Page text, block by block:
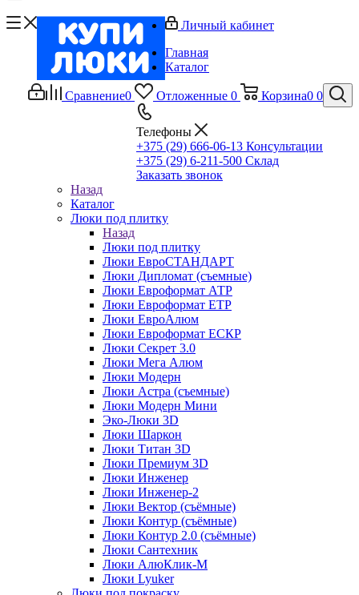
Сравнение0 Отложенные 0 Корзина0 0
Телефоны
+375 (29) 666-06-13 Консультации
+375 (29) 6-211-500 Склад
Заказать звонок
Личный кабинет
Главная
Каталог
Назад
Каталог
Люки под плитку
Назад
Люки под плитку
Люки ЕвроСТАНДАРТ
Люки Дипломат (съемные)
Люки Евроформат АТР
Люки Евроформат ЕТР
Люки ЕвроАлюм
Люки Евроформат ЕСКР
Люки Секрет 3.0
Люки Мега Алюм
Люки Модерн
Люки Астра (съемные)
Люки Модерн Мини
Эко-Люки 3D
Люки Шаркон
Люки Титан 3D
Люки Премиум 3D
Люки Инженер
Люки Инженер-2
Люки Вектор (съёмные)
Люки Контур (съёмные)
Люки Контур 2.0 (съёмные)
Люки Сантехник
Люки АлюКлик-М
Люки Lyuker